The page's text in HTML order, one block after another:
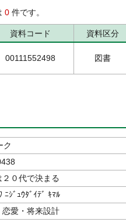
0 件です。
資料コード 資料区分
00111552498 図書
ク
２０代で決まる
ﾆｼﾞｭｳﾀﾞｲﾃﾞ ｷﾏﾙ
恋愛・将来設計